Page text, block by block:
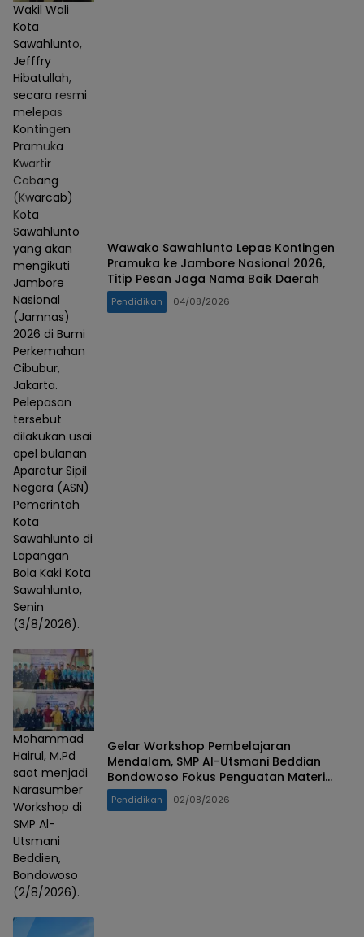
Wakil Wali
Kota
Sawahlunto,
Jefffry
Hibatullah,
secara resmi
melepas
Kontingen
Pramuka
Kwartir
Cabang
(Kwarcab)
Kota
Sawahlunto
yang akan
mengikuti
Jambore
Nasional
(Jamnas)
2026 di Bumi
Perkemahan
Cibubur,
Jakarta.
Pelepasan
tersebut
dilakukan usai
apel bulanan
Aparatur Sipil
Negara (ASN)
Pemerintah
Kota
Sawahlunto di
Lapangan
Bola Kaki Kota
Sawahlunto,
Senin
(3/8/2026).
Wawako Sawahlunto Lepas Kontingen
Pramuka ke Jambore Nasional 2026,
Titip Pesan Jaga Nama Baik Daerah
Pendidikan 04/08/2026
Mohammad
Hairul, M.Pd
saat menjadi
Narasumber
Workshop di
SMP Al-
Utsmani
Beddien,
Bondowoso
(2/8/2026).
Gelar Workshop Pembelajaran
Mendalam, SMP Al-Utsmani Beddian
Bondowoso Fokus Penguatan Materi
Esensial
Pendidikan 02/08/2026